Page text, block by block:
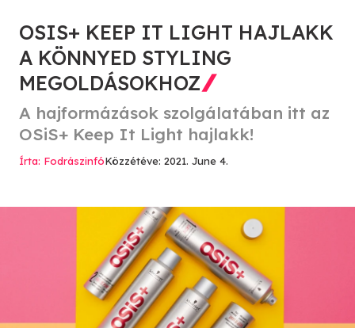
OSIS+ KEEP IT LIGHT HAJLAKK
A KÖNNYED STYLING
MEGOLDÁSOKHOZ
A hajformázások szolgálatában itt az
OSiS+ Keep It Light hajlakk!
Írta: FodrászinfóKözzétéve: 2021. June 4.